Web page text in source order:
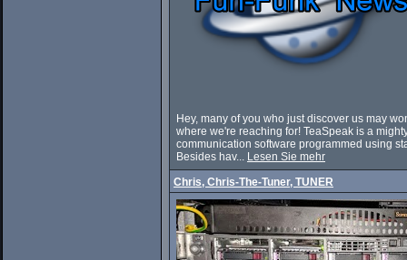
Hey, many of you who just discover us may
where we're reaching for! TeaSpeak is a
communication software programmed using
Besides hav... Lesen Sie mehr
Chris, Chris-The-Tuner, TUNER